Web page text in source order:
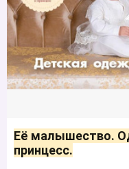
Её малышество.
принцесс.